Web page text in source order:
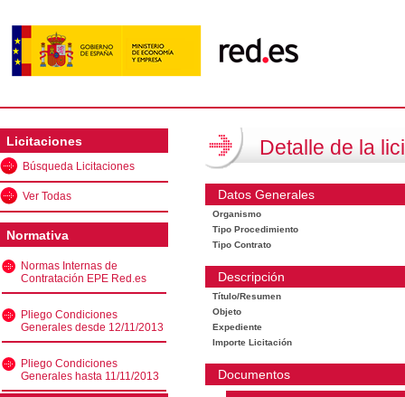
Licitaciones
Búsqueda Licitaciones
Ver Todas
Normativa
Normas Internas de
Contratación EPE Red.es
Pliego Condiciones
Generales desde 12/11/2013
Pliego Condiciones
Generales hasta 11/11/2013
Detalle de la
Datos Generales
Organismo
Tipo Procedimiento
Tipo Contrato
Descripción
Título/Resumen
Objeto
Expediente
Importe Licitación
Documentos